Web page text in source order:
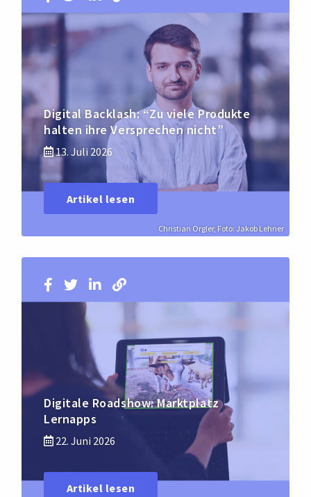
Christian Orgler, Foto: Jakob Lehner
Digital Backlash: “Zu viele Produkte
halten ihre Versprechen nicht”
13. Juli 2026
Artikel lesen
Digitale Roadshow: Marktplatz
Lernapps
22. Juni 2026
Artikel lesen